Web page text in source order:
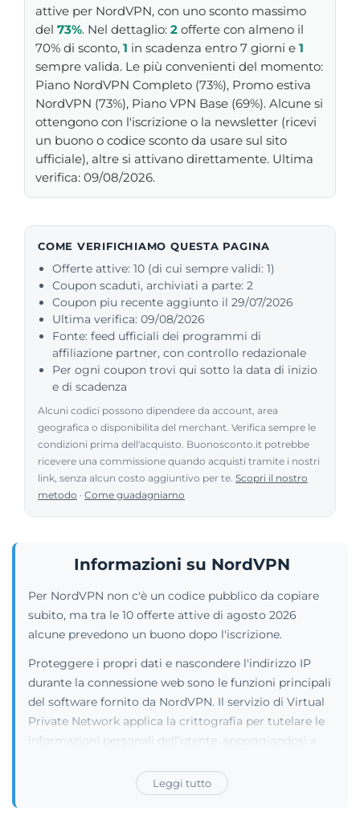
attive per NordVPN, con uno sconto massimo
del 73%. Nel dettaglio: 2 offerte con almeno il
70% di sconto, 1 in scadenza entro 7 giorni e 1
sempre valida. Le più convenienti del momento:
Piano NordVPN Completo (73%), Promo estiva
NordVPN (73%), Piano VPN Base (69%). Alcune si
ottengono con l'iscrizione o la newsletter (ricevi
un buono o codice sconto da usare sul sito
ufficiale), altre si attivano direttamente. Ultima
verifica: 09/08/2026.
COME VERIFICHIAMO QUESTA PAGINA
Offerte attive: 10 (di cui sempre validi: 1)
Coupon scaduti, archiviati a parte: 2
Coupon piu recente aggiunto il 29/07/2026
Ultima verifica: 09/08/2026
Fonte: feed ufficiali dei programmi di
affiliazione partner, con controllo redazionale
Per ogni coupon trovi qui sotto la data di inizio
e di scadenza
Alcuni codici possono dipendere da account, area
geografica o disponibilita del merchant. Verifica sempre le
condizioni prima dell'acquisto. Buonosconto.it potrebbe
ricevere una commissione quando acquisti tramite i nostri
link, senza alcun costo aggiuntivo per te. Scopri il nostro
metodo · Come guadagniamo
Informazioni su NordVPN
Per NordVPN non c'è un codice pubblico da copiare
subito, ma tra le 10 offerte attive di agosto 2026
alcune prevedono un buono dopo l'iscrizione.
Proteggere i propri dati e nascondere l'indirizzo IP
durante la connessione web sono le funzioni principali
del software fornito da NordVPN. Il servizio di Virtual
Private Network applica la crittografia per tutelare le
informazioni personali dell'utente, appoggiandosi a
programma è compatibile con Windows, macOS,
Linux, iOS e Android, oltre a integrarsi con Android TV
Leggi tutto